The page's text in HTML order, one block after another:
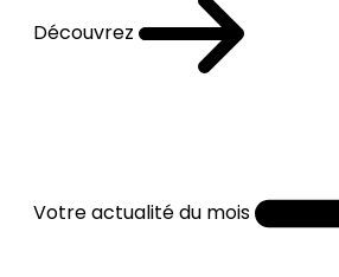
Découvrez
Votre actualité du mois